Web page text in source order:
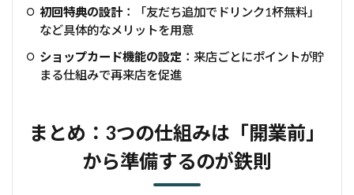
初回特典の設計：「友だち追加でドリンク1杯無料」
など具体的なメリットを用意
ショップカード機能の設定 ：来店ごとにポイントが貯
まる仕組みで再来店を促進
まとめ：3つの仕組みは「開業前」
から準備するのが鉄則